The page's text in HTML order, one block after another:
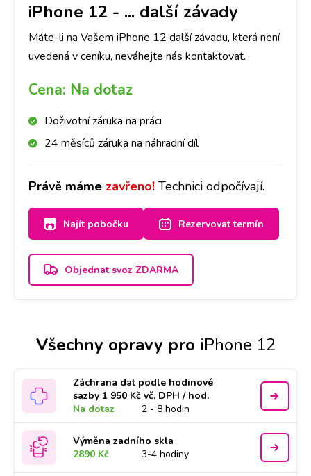
iPhone 12 - ... další závady
Máte-li na Vašem iPhone 12 další závadu, která není
uvedená v ceníku, neváhejte nás kontaktovat.
Cena: Na dotaz
Doživotní záruka na práci
24 měsíců záruka na náhradní díl
Právě máme zavřeno! Technici odpočívají.
Najít pobočku Rezervovat termín
Objednat svoz ZDARMA
Všechny opravy pro iPhone 12
Záchrana dat podle hodinové
sazby 1 950 Kč vč. DPH / hod.
Na dotaz
2 - 8 hodin
Výměna zadního skla
2890 Kč
3-4 hodiny